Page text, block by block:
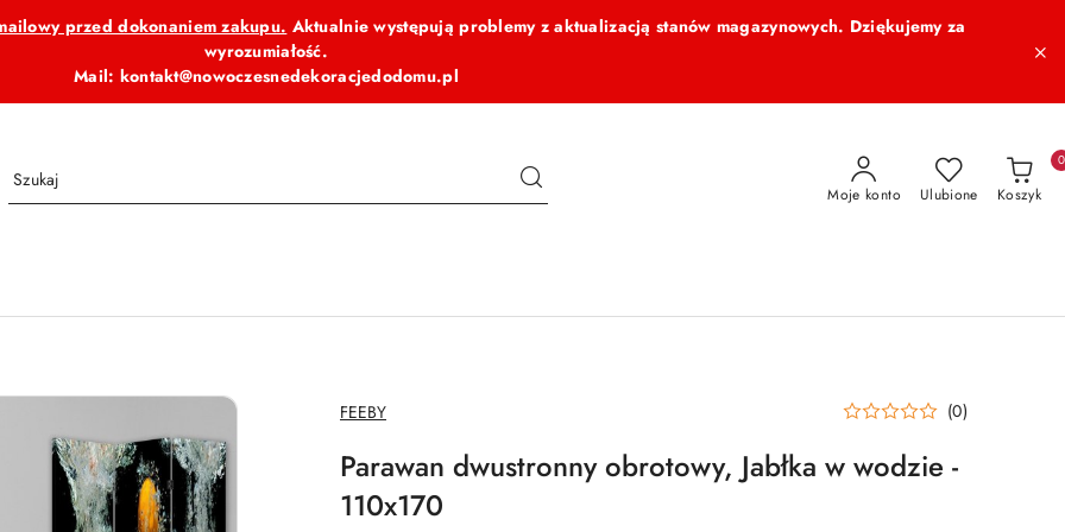
przed dokonaniem zakupu. Aktualnie występują problemy z aktualizacją stanów magazynowych. Dziękujemy za
wyrozumiałość.
Mail: kontakt@nowoczesnedekoracjedodomu.pl
Moje konto Ulubione Koszyk
0
NAZWA
PRODUCENTA:
FEEBY (0)
Parawan dwustronny obrotowy, Jabłka w wodzie -
110x170